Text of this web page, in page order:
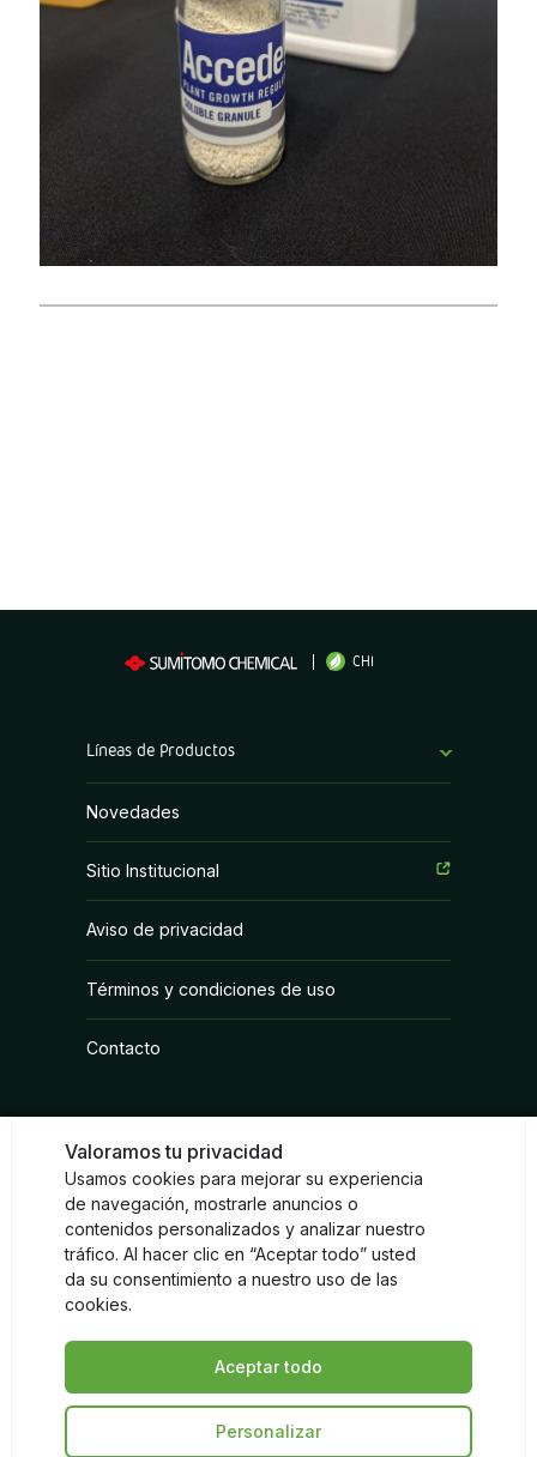
Valoramos tu privacidad
Usamos cookies para mejorar su experiencia
de navegación, mostrarle anuncios o
contenidos personalizados y analizar nuestro
tráfico. Al hacer clic en “Aceptar todo” usted
da su consentimiento a nuestro uso de las
cookies.
Personalizar
Aceptar todo
CHI
Líneas de Productos
Coadyuvantes
Fungicidas
Herbicidas
Inoculantes Micorrízicos
Reguladores de Crecimiento
Novedades
Sitio Institucional
Aviso de privacidad
Términos y condiciones de uso
Contacto
Redes sociales
InstagramFacebook
© Sumitomo Chemical 2026